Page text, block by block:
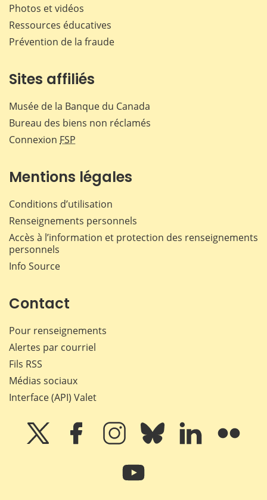
Photos et vidéos
Ressources éducatives
Prévention de la fraude
Sites affiliés
Musée de la Banque du Canada
Bureau des biens non réclamés
Connexion FSP
Mentions légales
Conditions d’utilisation
Renseignements personnels
Accès à l’information et protection des renseignements
personnels
Info Source
Contact
Pour renseignements
Alertes par courriel
Fils RSS
Médias sociaux
Interface (API) Valet